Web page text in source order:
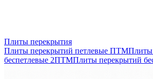
Плиты перекрытия
Плиты перекрытий петлевые ПТМПлиты
беспетлевые 2ПТМПлиты перекрытий